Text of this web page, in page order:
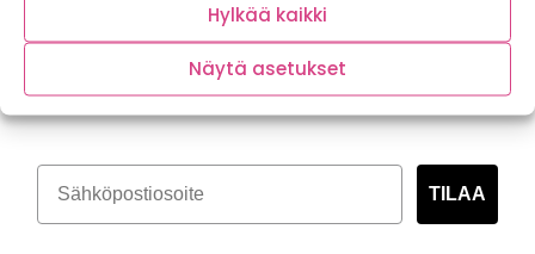
Hylkää kaikki
Näytä asetukset
Tilaa kasvispitoinen uutiskirje
TILAA